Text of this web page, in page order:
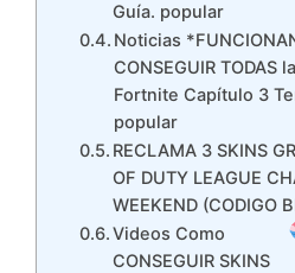
Guía. popular
Noticias
CONSEGUIR TODAS
Fortnite Capítulo 3
popular
RECLAMA 3 SKINS
OF DUTY LEAGUE
WEEKEND (CODIGO
Videos Como
CONSEGUIR SKINS